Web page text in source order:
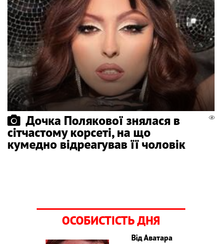
Дочка Полякової знялася в
сітчастому корсеті, на що
кумедно відреагував її чоловік
ОСОБИСТІСТЬ ДНЯ
Від Аватара